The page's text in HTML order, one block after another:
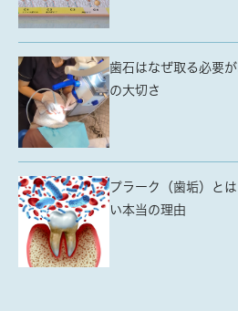
歯石はなぜ取る必要
の大切さ
プラーク（歯垢）と
い本当の理由